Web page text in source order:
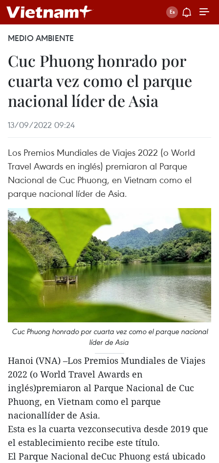
MEDIO AMBIENTE
Cuc Phuong honrado por
cuarta vez como el parque
nacional líder de Asia
13/09/2022 09:24
Los Premios Mundiales de Viajes 2022 (o World
Travel Awards en inglés) premiaron al Parque
Nacional de Cuc Phuong, en Vietnam como el
parque nacional líder de Asia.
Cuc Phuong honrado por cuarta vez como el parque nacional
líder de Asia
Hanoi (VNA) –Los Premios Mundiales de Viajes
2022 (o World Travel Awards en
inglés)premiaron al Parque Nacional de Cuc
Phuong, en Vietnam como el parque
nacionallíder de Asia.
Esta es la cuarta vezconsecutiva desde 2019 que
el establecimiento recibe este título.
El Parque Nacional deCuc Phuong está ubicado